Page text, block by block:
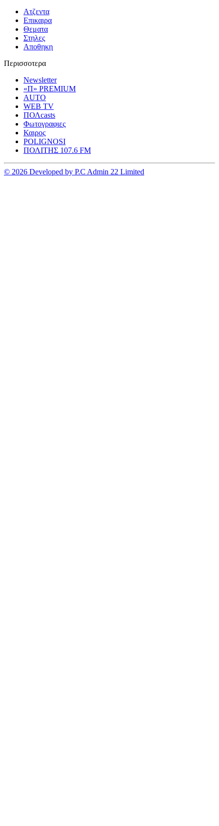
Ατζεντα
Επικαιρα
Θεματα
Στηλες
Αποθηκη
Περισσοτερα
Newsletter
«Π» PREMIUM
AUTO
WEB TV
ΠΟΛcasts
Φωτογραφιες
Καιρος
POLIGNOSI
ΠΟΛΙΤΗΣ 107.6 FM
© 2026 Developed by P.C Admin 22 Limited